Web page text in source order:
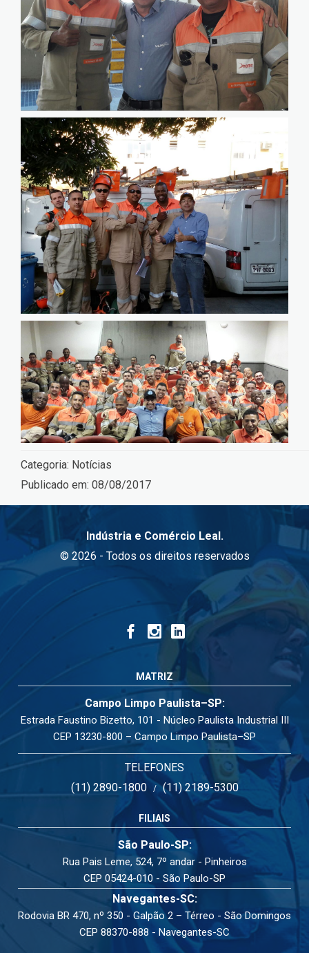
Categoria: Notícias
Publicado em: 08/08/2017
Indústria e Comércio Leal.
© 2026 - Todos os direitos reservados
MATRIZ
Campo Limpo Paulista–SP:
Estrada Faustino Bizetto, 101 - Núcleo Paulista Industrial III
CEP 13230-800 – Campo Limpo Paulista–SP
TELEFONES
(11) 2890-1800/(11) 2189-5300
FILIAIS
São Paulo-SP:
Rua Pais Leme, 524, 7º andar - Pinheiros
CEP 05424-010 - São Paulo-SP
Navegantes-SC:
Rodovia BR 470, nº 350 - Galpão 2 – Térreo - São Domingos
CEP 88370-888 - Navegantes-SC